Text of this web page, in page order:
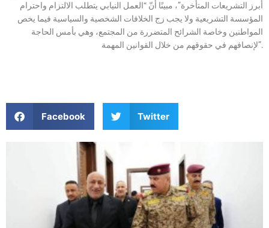
أبرز التشريعات المتأخرة”، مبينًا أنّ “العمل النيابي يتطلب الالتزام واحترام
المؤسسة التشريعية ولا يجب زج الخلافات الشخصية والسياسية فيما يخص
المواطنين وخاصة الشرائح المتضررة من المجتمع، وهي بأمس الحاجة
لإنصافهم في حقوقهم من خلال القوانين المهمة”.
Facebook Twitter